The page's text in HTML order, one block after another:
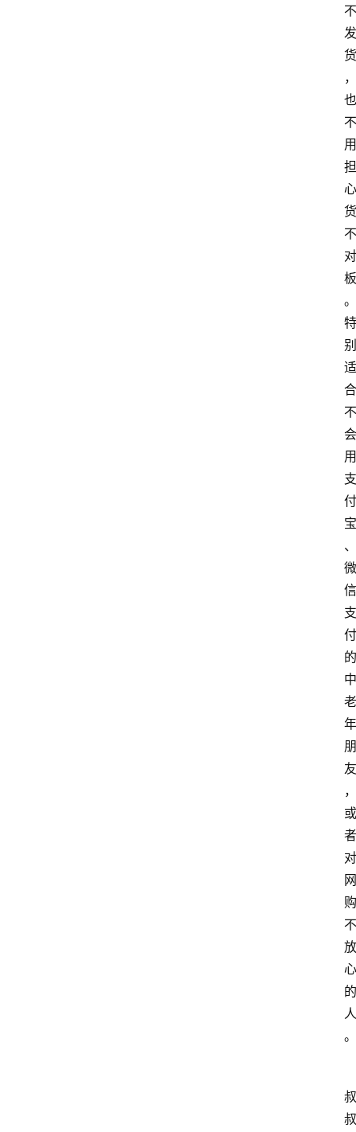
不
发
货
，
也
不
用
担
心
货
不
对
板
。
特
别
适
合
不
会
用
支
付
宝
、
微
信
支
付
的
中
老
年
朋
友
，
或
者
对
网
购
不
放
心
的
人
。
叔
叔